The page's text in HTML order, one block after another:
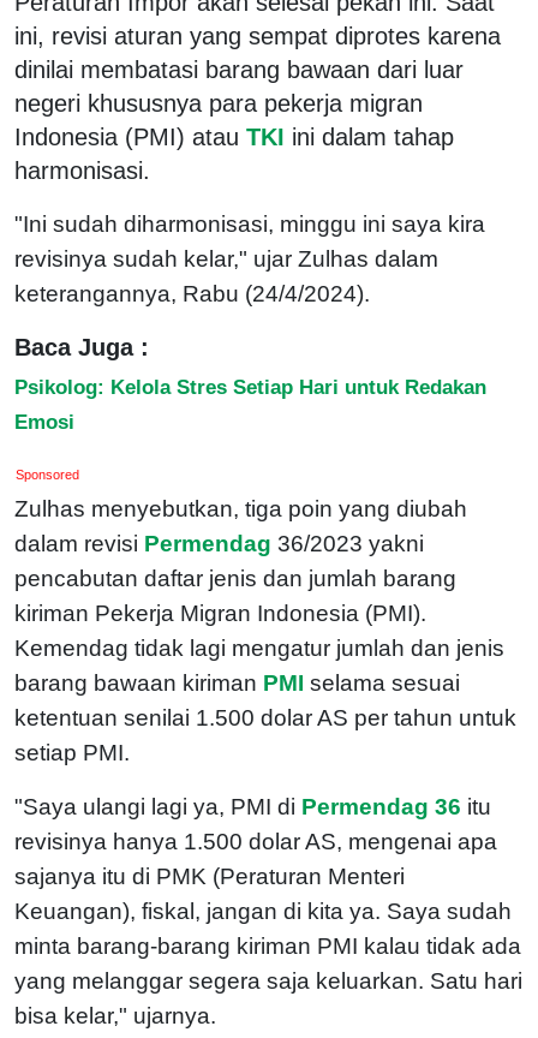
ini, revisi aturan yang sempat diprotes karena
dinilai membatasi barang bawaan dari luar
negeri khususnya para pekerja migran
Indonesia (PMI) atau TKI ini dalam tahap
harmonisasi.
"Ini sudah diharmonisasi, minggu ini saya kira
revisinya sudah kelar," ujar Zulhas dalam
keterangannya, Rabu (24/4/2024).
Baca Juga :
Psikolog: Kelola Stres Setiap Hari untuk Redakan
Emosi
Sponsored
Zulhas menyebutkan, tiga poin yang diubah
dalam revisi Permendag 36/2023 yakni
pencabutan daftar jenis dan jumlah barang
kiriman Pekerja Migran Indonesia (PMI).
Kemendag tidak lagi mengatur jumlah dan jenis
barang bawaan kiriman PMI selama sesuai
ketentuan senilai 1.500 dolar AS per tahun untuk
setiap PMI.
"Saya ulangi lagi ya, PMI di Permendag 36 itu
revisinya hanya 1.500 dolar AS, mengenai apa
sajanya itu di PMK (Peraturan Menteri
Keuangan), fiskal, jangan di kita ya. Saya sudah
minta barang-barang kiriman PMI kalau tidak ada
yang melanggar segera saja keluarkan. Satu hari
bisa kelar," ujarnya.